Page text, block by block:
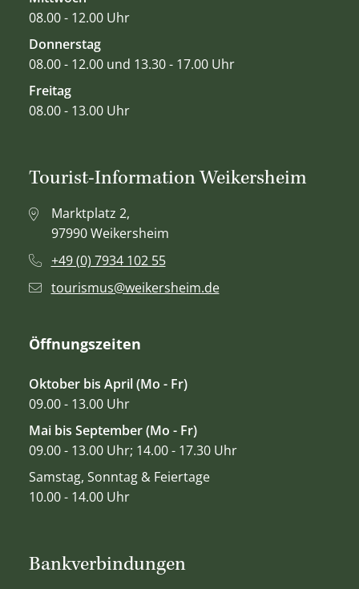
08.00 - 12.00 Uhr
Donnerstag
08.00 - 12.00 und 13.30 - 17.00 Uhr
Freitag
08.00 - 13.00 Uhr
Bankverbindungen
Tourist-Information Weikersheim
Marktplatz 2,
97990 Weikersheim
+49 (0) 7934 102 55
tourismus@weikersheim.de
Öffnungszeiten
Oktober bis April (Mo - Fr)
09.00 - 13.00 Uhr
Mai bis September (Mo - Fr)
09.00 - 13.00 Uhr; 14.00 - 17.30 Uhr
Samstag, Sonntag & Feiertage
10.00 - 14.00 Uhr